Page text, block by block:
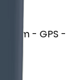
- GPS -